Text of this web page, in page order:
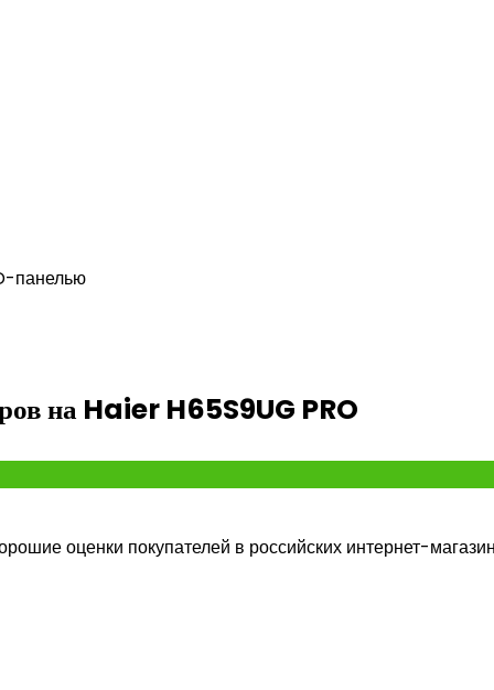
панелью
на Haier H65S9UG PRO
оценки покупателей в российских интернет-